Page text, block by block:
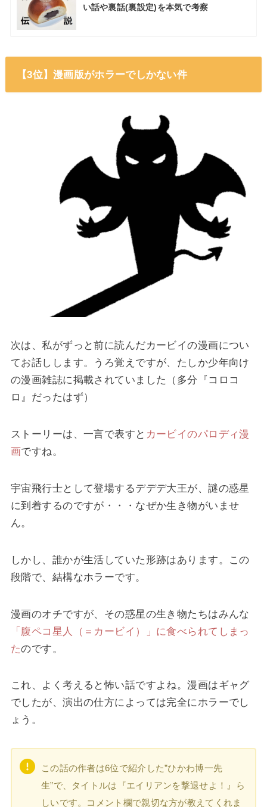
い話や裏話(裏設定)を本気で考察
【3位】漫画版がホラーでしかない件
次は、私がずっと前に読んだカービイの漫画につい
てお話しします。うろ覚えですが、たしか少年向け
の漫画雑誌に掲載されていました（多分『コロコ
ロ』だったはず）
ストーリーは、一言で表すと カービイのパロディ漫
画ですね。
宇宙飛行士として登場するデデデ大王が、謎の惑星
に到着するのですが・・・なぜか生き物がいませ
ん。
しかし、誰かが生活していた形跡はあります。この
段階で、結構なホラーです。
漫画のオチですが、その惑星の生き物たちはみんな
「腹ペコ星人（＝カービイ）」に食べられてしまっ
たのです。
これ、よく考えると怖い話ですよね。漫画はギャグ
でしたが、演出の仕方によっては完全にホラーでし
ょう。
この話の作者は6位で紹介した”ひかわ博一先
生”で、タイトルは『エイリアンを撃退せよ！』ら
しいです。コメント欄で親切な方が教えてくれま